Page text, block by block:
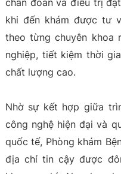
chẩn đoán và điều trị
khi đến khám được tư
theo từng chuyên khoa
nghiệp, tiết kiệm thời
chất lượng cao.
Nhờ sự kết hợp giữa
công nghệ hiện đại và
quốc tế, Phòng khám
địa chỉ tin cậy được